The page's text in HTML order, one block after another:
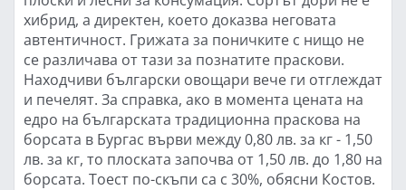
хибрид, а директен, което доказва неговата
автентичност. Грижата за поничките с нищо не
се различава от тази за познатите праскови.
Находчиви български овощари вече ги отглеждат
и печелят. За справка, ако в момента цената на
едро на българската традиционна праскова на
борсата в Бургас върви между 0,80 лв. за кг - 1,50
лв. за кг, то плоската започва от 1,50 лв. до 1,80 на
борсата. Тоест по-скъпи са с 30%, обясни Костов.